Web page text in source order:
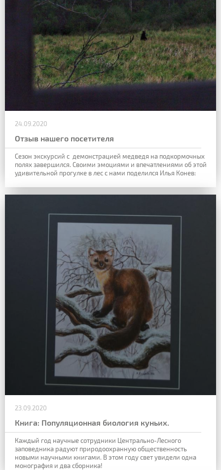
24.09.2020
Отзыв нашего посетителя
Сезон экскурсий с демонстрацией медведя на подкормочных
полях завершился. Своими эмоциями и впечатлениями об этой
удивительной прогулке в лес с нами поделился Илья Конев:
23.09.2020
Книга: Популяционная биология куньих.
Каждый год научные сотрудники Центрально-Лесного
заповедника радуют природоохранную общественность
новыми научными книгами. В этом году свет увидели одна
монография и два сборника!